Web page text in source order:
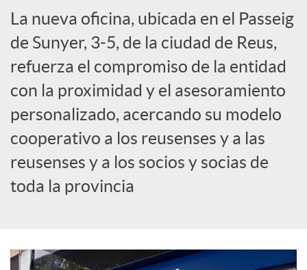
s
S
o
c
i
a
La nueva oficina, ubicada en el Passeig
de Sunyer, 3-5, de la ciudad de Reus,
refuerza el compromiso de la entidad
con la proximidad y el asesoramiento
personalizado, acercando su modelo
cooperativo a los reusenses y a las
reusenses y a los socios y socias de
toda la provincia